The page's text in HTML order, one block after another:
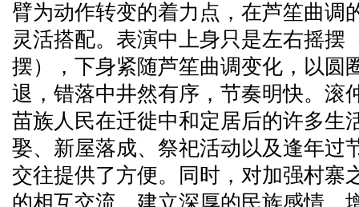
臂为动作转变的着力点，在芦笙曲调
灵活搭配。表演中上身只是左右摇摆
摆），下身紧随芦笙曲调变化，以圆
退，错落中井然有序，节奏明快。滚
苗族人民在迁徙中和定居后的许多生
娶、新屋落成、祭祀活动以及逢年过
交往提供了方便。同时，对加强村寨